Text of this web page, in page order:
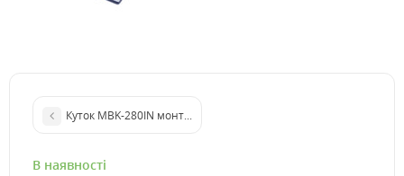
Куток MBK-280IN монтажний для системи контролю доступу
В наявності